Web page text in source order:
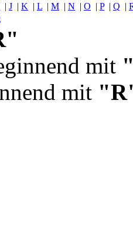
| J | K | L | M | N | O | P| Q |
mit
mit